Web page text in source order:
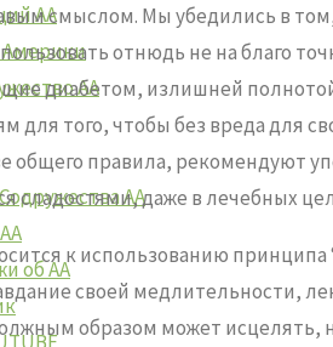
АА
АА
АА
об АА
смыслом. Мы убедились в
отнюдь не на благо
диабетом, излишней
для того, чтобы без вреда для
общего правила, рекомендуют
сладостями, даже в лечебных
к использованию
своей медлительности,
образом может